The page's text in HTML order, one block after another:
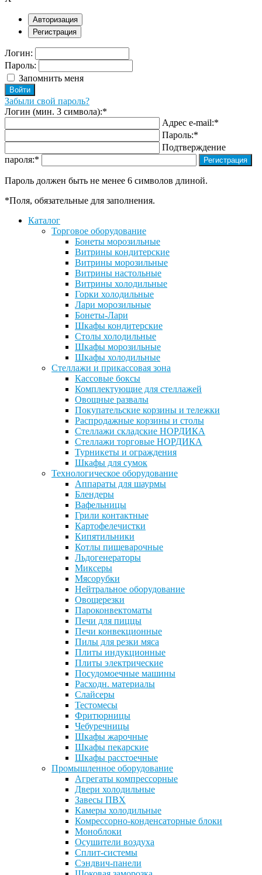
Авторизация
Регистрация
Логин:
Пароль:
Запомнить меня
Забыли свой пароль?
Логин (мин. 3 символа):*
Адрес e-mail:*
Пароль:*
Подтверждение
пароля:*
Пароль должен быть не менее 6 символов длиной.
*Поля, обязательные для заполнения.
Каталог
Торговое оборудование
Бонеты морозильные
Витрины кондитерские
Витрины морозильные
Витрины настольные
Витрины холодильные
Горки холодильные
Лари морозильные
Бонеты-Лари
Шкафы кондитерские
Столы холодильные
Шкафы морозильные
Шкафы холодильные
Стеллажи и прикассовая зона
Кассовые боксы
Комплектующие для стеллажей
Овощные развалы
Покупательские корзины и тележки
Распродажные корзины и столы
Стеллажи складские НОРДИКА
Стеллажи торговые НОРДИКА
Турникеты и ограждения
Шкафы для сумок
Технологическое оборудование
Аппараты для шаурмы
Блендеры
Вафельницы
Грили контактные
Картофелечистки
Кипятильники
Котлы пищеварочные
Льдогенераторы
Миксеры
Мясорубки
Нейтральное оборудование
Овощерезки
Пароконвектоматы
Печи для пиццы
Печи конвекционные
Пилы для резки мяса
Плиты индукционные
Плиты электрические
Посудомоечные машины
Расходн. материалы
Слайсеры
Тестомесы
Фритюрницы
Чебуречницы
Шкафы жарочные
Шкафы пекарские
Шкафы расстоечные
Промышленное оборудование
Агрегаты компрессорные
Двери холодильные
Завесы ПВХ
Камеры холодильные
Комрессорно-конденсаторные блоки
Моноблоки
Осушители воздуха
Сплит-системы
Сэндвич-панели